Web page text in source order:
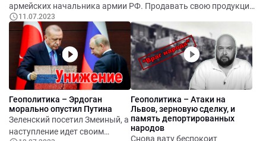
армейских начальника армии РФ. Продавать свою продукцию
в РФ – «позорно и неэтично.
11.07.2023
Геополитика – Эрдоган
морально опустил Путина
Зеленский посетил Змеиный, а
наступление идет своим
Геополитика – Атаки на
Львов, зерновую сделку, и
память депортированных
народов
Снова вату беспокоит